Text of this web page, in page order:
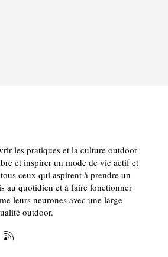
les pratiques et la culture outdoor
et inspirer un mode de vie actif et
ceux qui aspirent à prendre un
au quotidien et à faire fonctionner
leurs neurones avec une large
outdoor.